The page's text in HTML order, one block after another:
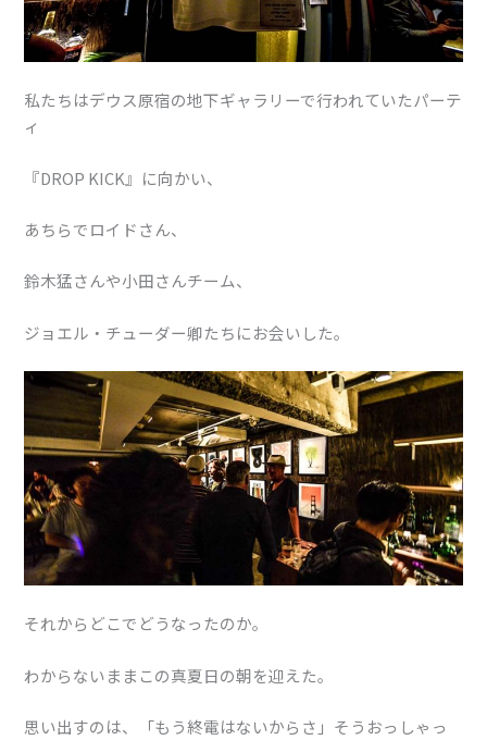
私たちはデウス原宿の地下ギャラリーで行われていたパーテ
ィ
『DROP KICK』に向かい、
あちらでロイドさん、
鈴木猛さんや小田さんチーム、
ジョエル・チューダー卿たちにお会いした。
それからどこでどうなったのか。
わからないままこの真夏日の朝を迎えた。
思い出すのは、「もう終電はないからさ」そうおっしゃっ